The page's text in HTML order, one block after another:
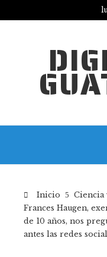
Inicio
Ciencia
Frances Haugen,
de 10 años, nos
antes las redes